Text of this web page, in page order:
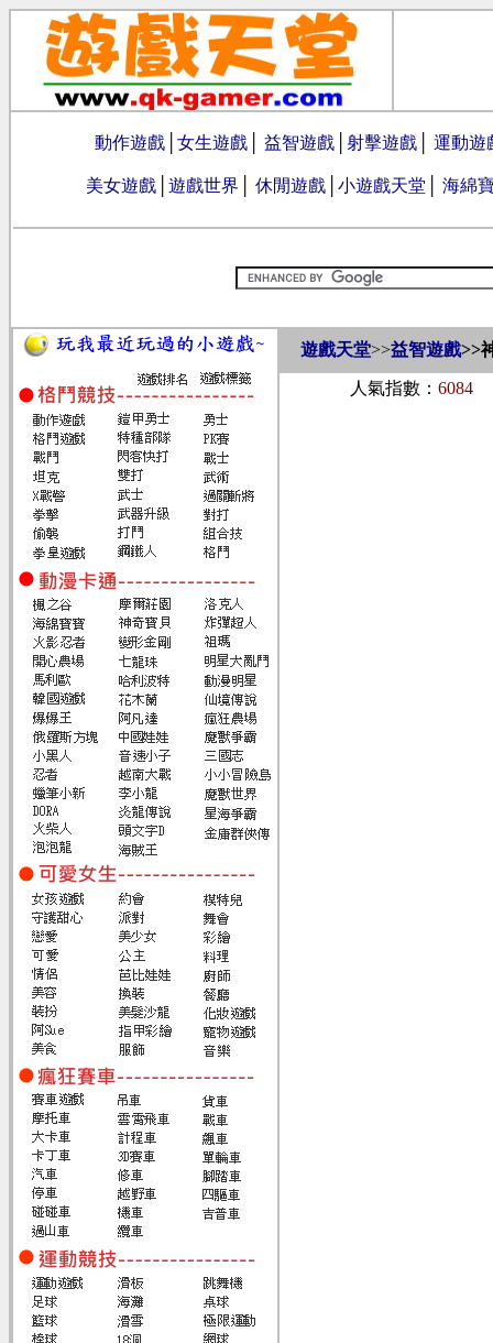
動作遊戲 女生遊戲 益智遊戲 射擊遊戲 運動遊
美女遊戲 遊戲世界 休閒遊戲 小遊戲天堂 海綿
遊戲天堂>>益智遊戲>>
人氣指數： 6084